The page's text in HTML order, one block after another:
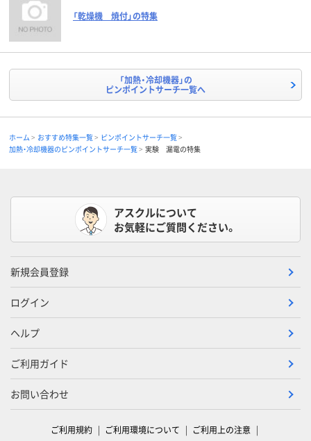
「乾燥機 焼付」の特集
「加熱・冷却機器」の
ピンポイントサーチ一覧へ
ホーム おすすめ特集一覧
ピンポイントサーチ一覧
加熱・冷却機器のピンポイントサーチ一覧
実験 漏電の特集
アスクルについて
お気軽にご質問ください。
新規会員登録
ログイン
ヘルプ
ご利用ガイド
お問い合わせ
ご利用規約 ご利用環境について ご利用上の注意